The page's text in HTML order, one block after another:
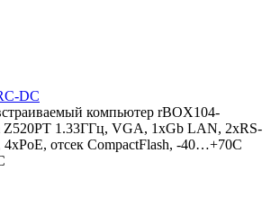
DC
компьютер rBOX104-
Z520PT 1.33ГГц, VGA, 1xGb LAN, 2xRS-
отсек CompactFlash, -40…+70C